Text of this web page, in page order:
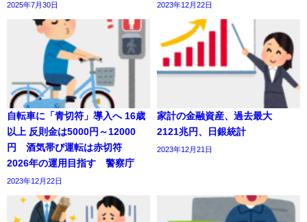
2025年7月30日 2023年12月22日
自転車に「青切符」導入へ 16歳
以上 反則金は5000円～12000
円 酒気帯び運転は赤切符
2026年の運用目指す 警察庁
2023年12月22日
家計の金融資産、過去最大
2121兆円、日銀統計
2023年12月21日